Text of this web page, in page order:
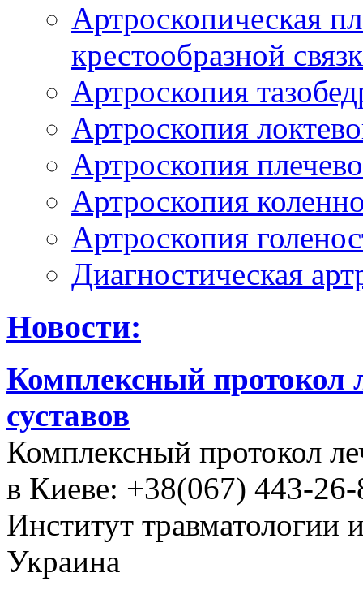
Артроскопическая
крестообразной
Артроскопия
Артроскопия
Артроскопия
Артроскопия
Артроскопия
Диагностическая
Новости:
Комплексный протокол
суставов
Комплексный протокол
в Киеве: +38(067) 443-
Институт
Украина